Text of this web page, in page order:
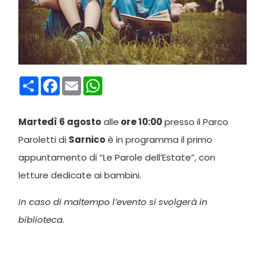
CondividiFacebook
Email
Martedì 6 agostoalle ore 10:00presso il Parco
Paroletti di Sarnicoè in programma il primo
appuntamento di “Le Parole dell’Estate”, con
letture dedicate ai bambini.
In caso di maltempo l’evento si svolgerà in
biblioteca.